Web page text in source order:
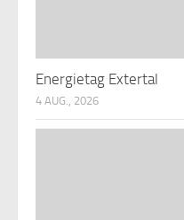
Energietag Extertal
4 AUG., 2026